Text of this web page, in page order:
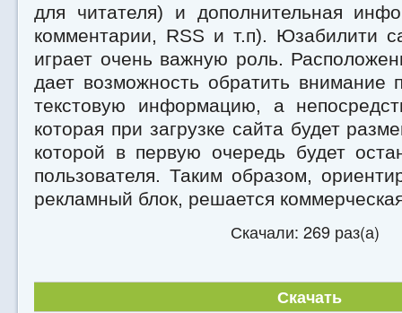
для читателя) и дополнительная
комментарии, RSS и т.п). Юзабилити
играет очень важную роль.
дает возможность обратить внимание
текстовую информацию, а
которая при загрузке сайта будет
которой в первую очередь будет
пользователя. Таким образом,
рекламный блок, решается
Скачали: 269 раз(а)
Скачать